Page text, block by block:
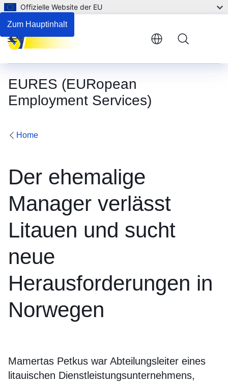
Zum Hauptinhalt
Offizielle Website der EU
EURES (EURopean
Employment Services)
Menu
Home
Der ehemalige
Manager verlässt
Litauen und sucht
neue
Herausforderungen in
Norwegen
Mamertas Petkus war Abteilungsleiter eines
litauischen Dienstleistungsunternehmens,